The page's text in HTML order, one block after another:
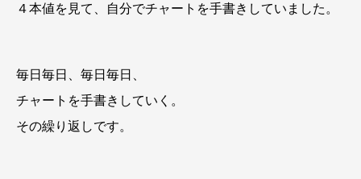
４本値を見て、自分でチャートを手書きしていました。
毎日毎日、毎日毎日、
チャートを手書きしていく。
その繰り返しです。